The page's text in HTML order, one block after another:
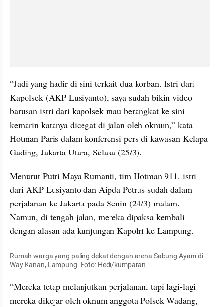
“Jadi yang hadir di sini terkait dua korban. Istri dari
Kapolsek (AKP Lusiyanto), saya sudah bikin video
barusan istri dari kapolsek mau berangkat ke sini
kemarin katanya dicegat di jalan oleh oknum,” kata
Hotman Paris dalam konferensi pers di kawasan Kelapa
Gading, Jakarta Utara, Selasa (25/3).
Menurut Putri Maya Rumanti, tim Hotman 911, istri
dari AKP Lusiyanto dan Aipda Petrus sudah dalam
perjalanan ke Jakarta pada Senin (24/3) malam.
Namun, di tengah jalan, mereka dipaksa kembali
dengan alasan ada kunjungan Kapolri ke Lampung.
Rumah warga yang paling dekat dengan arena Sabung Ayam di
Way Kanan, Lampung. Foto: Hedi/kumparan
“Mereka tetap melanjutkan perjalanan, tapi lagi-lagi
mereka dikejar oleh oknum anggota Polsek Wadang,